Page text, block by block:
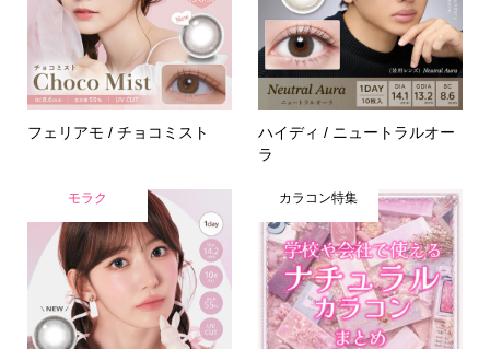
フェリアモ / チョコミスト
ハイディ / ニュートラルオー
ラ
モラク カラコン特集